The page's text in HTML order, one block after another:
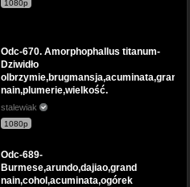
1080p
Odc-670. Amorphophallus titanum-
Dziwidło
olbrzymie,brugmansja,acuminata,grand
nain,plumerie,wielkość.
stalewiak
1080p
Odc-689-
Burmese,arundo,dajiao,grand
nain,cohol,acuminata,ogórek